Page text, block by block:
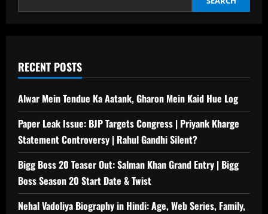
RECENT POSTS
Alwar Mein Tendue Ka Aatank, Gharon Mein Kaid Hue Log
Paper Leak Issue: BJP Targets Congress | Priyank Kharge
Statement Controversy | Rahul Gandhi Silent?
Bigg Boss 20 Teaser Out: Salman Khan Grand Entry | Bigg
Boss Season 20 Start Date & Twist
Nehal Vadoliya Biography in Hindi: Age, Web Series, Family,